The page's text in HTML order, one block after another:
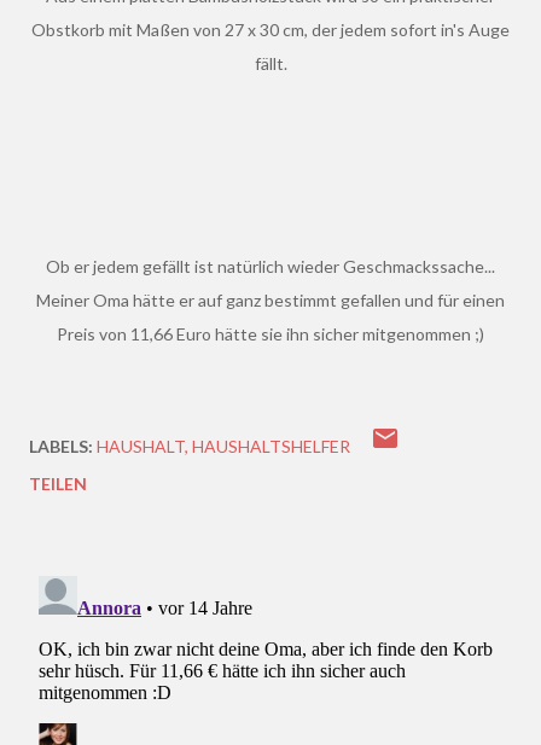
Obstkorb mit Maßen von 27 x 30 cm, der jedem sofort in's Auge
fällt.
Ob er jedem gefällt ist natürlich wieder Geschmackssache...
Meiner Oma hätte er auf ganz bestimmt gefallen und für einen
Preis von 11,66 Euro hätte sie ihn sicher mitgenommen ;)
LABELS: HAUSHALT HAUSHALTSHELFER
TEILEN